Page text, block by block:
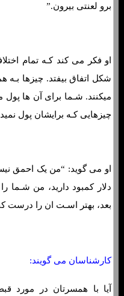
برو لعنتی بیرون.”
او فکر می کند کـه تمام
شکل اتفاق بیفتد. چیزها بـه
میکنند. شـما برای آن ها
چیزهایی کـه برایشان پول
دلار کمبود دارید، من شـما
بعد، بهتر اسـت ان را درست
کارشناسان می گویند:
آیا با همسرتان در مورد